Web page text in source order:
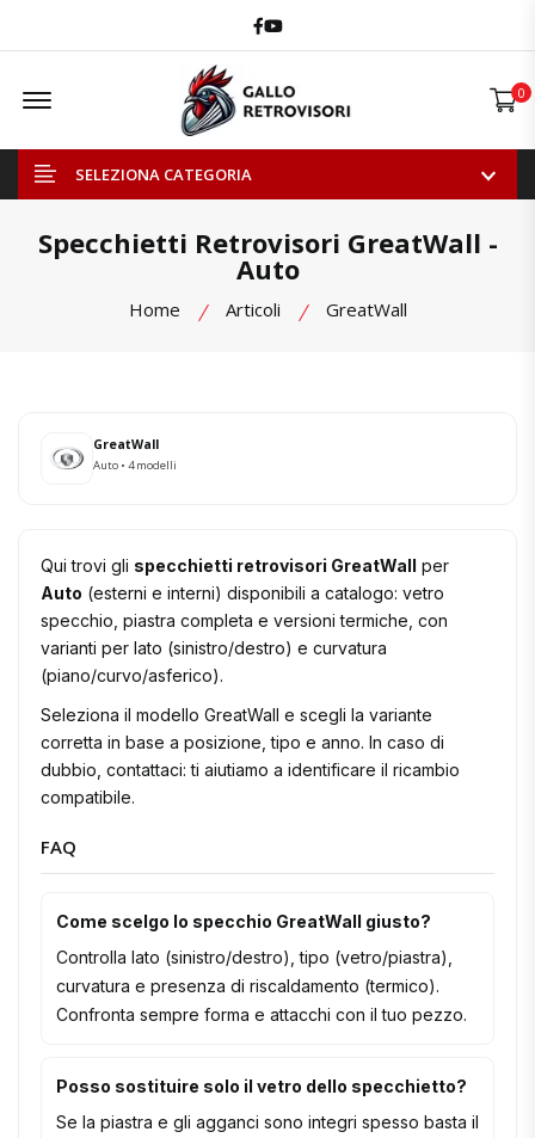
Facebook
Youtube
Offcanvas Menu Open 0
SELEZIONA CATEGORIA
Specchietti Retrovisori GreatWall -
Auto
Home Articoli GreatWall
GreatWall
Auto • 4 modelli
Qui trovi gli specchietti retrovisori GreatWall per
Auto (esterni e interni) disponibili a catalogo: vetro
specchio, piastra completa e versioni termiche, con
varianti per lato (sinistro/destro) e curvatura
(piano/curvo/asferico).
Seleziona il modello GreatWall e scegli la variante
corretta in base a posizione, tipo e anno. In caso di
dubbio, contattaci: ti aiutiamo a identificare il ricambio
compatibile.
FAQ
Come scelgo lo specchio GreatWall giusto?
Controlla lato (sinistro/destro), tipo (vetro/piastra),
curvatura e presenza di riscaldamento (termico).
Confronta sempre forma e attacchi con il tuo pezzo.
Posso sostituire solo il vetro dello specchietto?
Se la piastra e gli agganci sono integri spesso basta il